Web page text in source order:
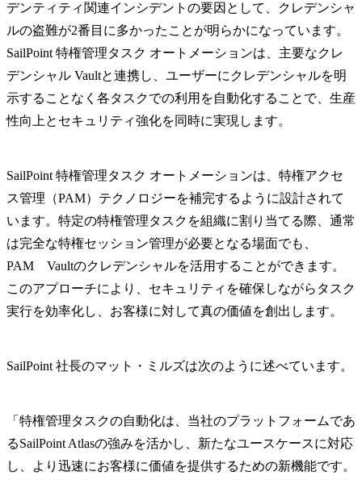
デンティティ関連インシデントの要因として、クレデンシャ
ルの盗難が2番目に多かったことが明らかになっています。
SailPoint 特権管理タスク オートメーションは、主要なクレ
デンシャル Vaultと連携し、ユーザーにクレデンシャルを明
示することなく各タスクでの利用を自動化することで、生産
性向上とセキュリティ強化を同時に実現します。
SailPoint 特権管理タスク オートメーションは、特権アクセ
ス管理（PAM）テクノロジーを補完するように設計されて
います。特定の特権管理タスクを組織に割り当てる際、通常
は完全な特権セッション管理が必要となる場面でも、
PAM Vaultのクレデンシャルを活用することができます。
このアプローチにより、セキュリティを確保しながらタスク
実行を効率化し、お客様に対して真の価値を創出します。
SailPoint 社長のマット・ミルズは次のように述べています。
「特権管理タスクの自動化は、当社のプラットフォームであ
るSailPoint Atlasの強みを活かし、新たなユースケースに対応
し、より迅速にお客様に価値を提供するための新機能です。